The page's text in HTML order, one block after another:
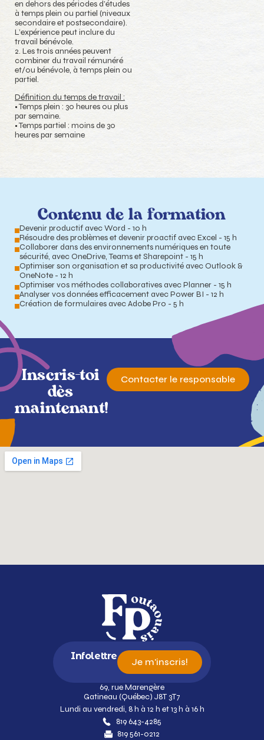
en dehors des périodes d’études
à temps plein ou partiel (niveaux
secondaire et postsecondaire).
L’expérience peut inclure du
travail bénévole.
2. Les trois années peuvent
combiner du travail rémunéré
et/ou bénévole, à temps plein ou
partiel.
Définition du temps de travail :
• Temps plein : 30 heures ou plus
par semaine.
• Temps partiel : moins de 30
heures par semaine
Contenu de la formation
Devenir productif avec Word - 10 h
Résoudre des problèmes et devenir proactif avec Excel - 15 h
Collaborer dans des environnements numériques en toute
sécurité, avec OneDrive, Teams et Sharepoint - 15 h
Optimiser son organisation et sa productivité avec Outlook &
OneNote - 12 h
Optimiser vos méthodes collaboratives avec Planner - 15 h
Analyser vos données efficacement avec Power BI - 12 h
Création de formulaires avec Adobe Pro - 5 h
Inscris-toi
dès
maintenant!
Contacter le responsable
Infolettre
Je m'inscris!
69, rue Marengère
Gatineau (Québec) J8T 3T7
Lundi au vendredi, 8 h à 12 h et 13 h à 16 h
819 643-4285
819 561-0212